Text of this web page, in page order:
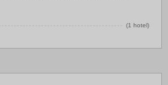
(1 hotel)